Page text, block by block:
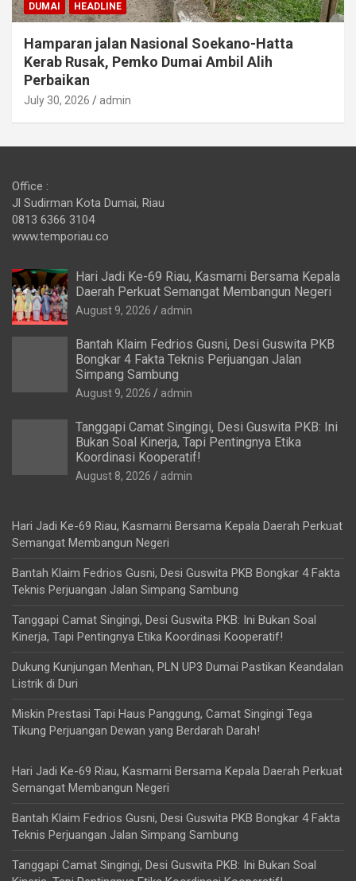
DUMAI HEADLINE
Hamparan jalan Nasional Soekano-Hatta
Kerab Rusak, Pemko Dumai Ambil Alih
Perbaikan
July 30, 2026 admin
Office :
Jl Sudirman Kota Dumai, Riau
0813 6366 3104
www.temporiau.co
Hari Jadi Ke-69 Riau, Kasmarni Bersama Kepala
Daerah Perkuat Semangat Membangun Negeri
August 9, 2026 admin
Bantah Klaim Fedrios Gusni, Desi Guswita PKB
Bongkar 4 Fakta Teknis Perjuangan Jalan
Simpang Sambung
August 9, 2026 admin
Tanggapi Camat Singingi, Desi Guswita PKB: Ini
Bukan Soal Kinerja, Tapi Pentingnya Etika
Koordinasi Kooperatif!
August 8, 2026 admin
Hari Jadi Ke-69 Riau, Kasmarni Bersama Kepala Daerah Perkuat
Semangat Membangun Negeri
Bantah Klaim Fedrios Gusni, Desi Guswita PKB Bongkar 4 Fakta
Teknis Perjuangan Jalan Simpang Sambung
Tanggapi Camat Singingi, Desi Guswita PKB: Ini Bukan Soal
Kinerja, Tapi Pentingnya Etika Koordinasi Kooperatif!
Dukung Kunjungan Menhan, PLN UP3 Dumai Pastikan Keandalan
Listrik di Duri
Miskin Prestasi Tapi Haus Panggung, Camat Singingi Tega
Tikung Perjuangan Dewan yang Berdarah Darah!
Hari Jadi Ke-69 Riau, Kasmarni Bersama Kepala Daerah Perkuat
Semangat Membangun Negeri
Bantah Klaim Fedrios Gusni, Desi Guswita PKB Bongkar 4 Fakta
Teknis Perjuangan Jalan Simpang Sambung
Tanggapi Camat Singingi, Desi Guswita PKB: Ini Bukan Soal